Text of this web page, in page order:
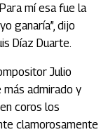
mí esa fue la
ganaría”, dijo
Díaz Duarte.
Julio
más admirado y
coros los
clamorosamente